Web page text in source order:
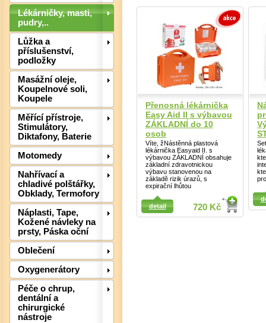
Lékárničky, masti,
pudry,..
Lůžka a
příslušenství,
podložky
Masážní oleje,
Koupelnové soli,
Koupele
Měřící přístroje,
Stimulátory,
Diktafony, Baterie
Motomedy
Nahřívací a
chladivé polštářky,
Obklady, Termofory
Náplasti, Tape,
Kožené návleky na
prsty, Páska oční
Oblečení
Oxygenerátory
Péče o chrup,
dentální a
chirurgické
nástroje
Přenosná lékárnička
Easy Aid II s výbavou
ZÁKLADNÍ do 10
osob
Víte, žNástěnná plastová
lékárnička Easyaid II. s
výbavou ZÁKLADNÍ obsahuje
základní zdravotnickou
výbavu stanovenou na
základě rizik úrazů, s
expirační lhůtou
720 Kč
detail
Detail
Detail